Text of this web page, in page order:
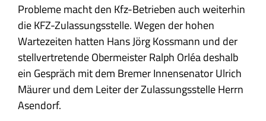
Probleme macht den Kfz-Betrieben auch weiterhin
die KFZ-Zulassungsstelle. Wegen der hohen
Wartezeiten hatten Hans Jörg Kossmann und der
stellvertretende Obermeister Ralph Orléa deshalb
ein Gespräch mit dem Bremer Innensenator Ulrich
Mäurer und dem Leiter der Zulassungsstelle Herrn
Asendorf.